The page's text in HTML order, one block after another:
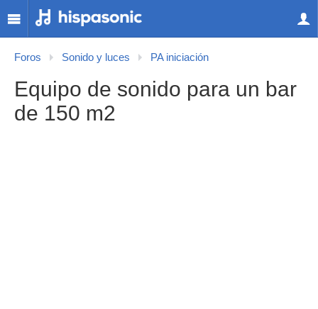
Foros Sonido y luces PA iniciación
Equipo de sonido para un bar
de 150 m2